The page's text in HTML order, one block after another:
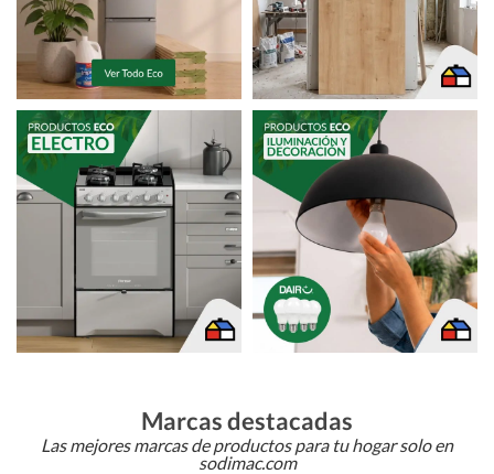
Marcas destacadas
Las mejores marcas de productos para tu hogar solo en
sodimac.com